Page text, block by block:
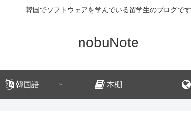
韓国でソフトウェアを学んでいる留学生のブログです
nobuNote
韓国語 本棚